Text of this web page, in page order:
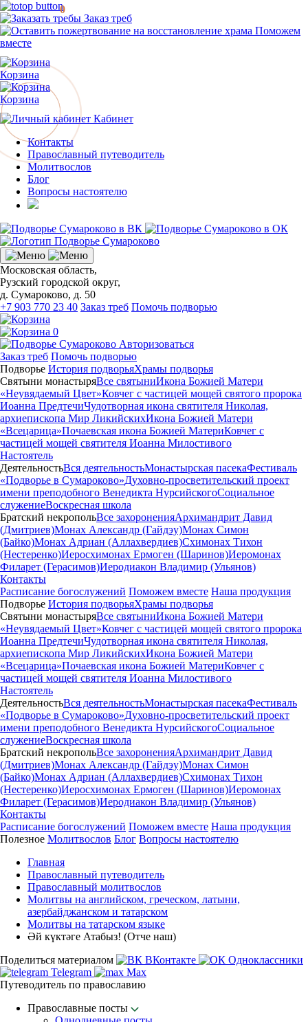
Заказ треб
Поможем
вместе
Корзина
Корзина
0
Кабинет
Контакты
Православный путеводитель
Молитвослов
Блог
Вопросы настоятелю
Московская область,
Рузский городской округ,
д. Сумароково, д. 50
+7 903 770 23 40 Заказ треб Помочь подворью
0
Авторизоваться
Заказ треб Помочь подворью
Подворье История подворьяХрамы подворья
Святыни монастыряВсе святыниИкона Божией Матери
«Неувядаемый Цвет»Ковчег с частицей мощей святого пророка
Иоанна ПредтечиЧудотворная икона святителя Николая,
архиепископа Мир ЛикийскихИкона Божией Матери
«Всецарица»Почаевская икона Божией МатериКовчег с
частицей мощей святителя Иоанна Милостивого
Настоятель
ДеятельностьВся деятельностьМонастырская пасекаФестиваль
«Подворье в Сумароково»Духовно-просветительский проект
имени преподобного Венедикта НурсийскогоСоциальное
служениеВоскресная школа
Братский некропольВсе захороненияАрхимандрит Давид
(Дмитриев)Монах Александр (Гайдэу)Монах Симон
(Байко)Монах Адриан (Аллахвердиев)Схимонах Тихон
(Нестеренко)Иеросхимонах Ермоген (Шаринов)Иеромонах
Филарет (Герасимов)Иеродиакон Владимир (Ульянов)
Контакты
Расписание богослужений Поможем вместе Наша продукция
Подворье История подворьяХрамы подворья
Святыни монастыряВсе святыниИкона Божией Матери
«Неувядаемый Цвет»Ковчег с частицей мощей святого пророка
Иоанна ПредтечиЧудотворная икона святителя Николая,
архиепископа Мир ЛикийскихИкона Божией Матери
«Всецарица»Почаевская икона Божией МатериКовчег с
частицей мощей святителя Иоанна Милостивого
Настоятель
ДеятельностьВся деятельностьМонастырская пасекаФестиваль
«Подворье в Сумароково»Духовно-просветительский проект
имени преподобного Венедикта НурсийскогоСоциальное
служениеВоскресная школа
Братский некропольВсе захороненияАрхимандрит Давид
(Дмитриев)Монах Александр (Гайдэу)Монах Симон
(Байко)Монах Адриан (Аллахвердиев)Схимонах Тихон
(Нестеренко)Иеросхимонах Ермоген (Шаринов)Иеромонах
Филарет (Герасимов)Иеродиакон Владимир (Ульянов)
Контакты
Расписание богослужений Поможем вместе Наша продукция
Полезное Молитвослов Блог Вопросы настоятелю
Главная
Православный путеводитель
Православный молитвослов
Молитвы на английском, греческом, латыни,
азербайджанском и татарском
Молитвы на татарском языке
Әй күктәге Атабыз! (Отче наш)
Поделиться материалом
ВКонтакте
Одноклассники
Telegram
Max
Путеводитель по православию
Православные посты